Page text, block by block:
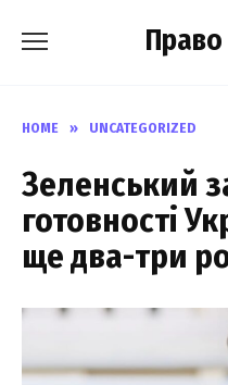
HOME » UNCATEGORIZED
Зеленський
готовності
ще два-три